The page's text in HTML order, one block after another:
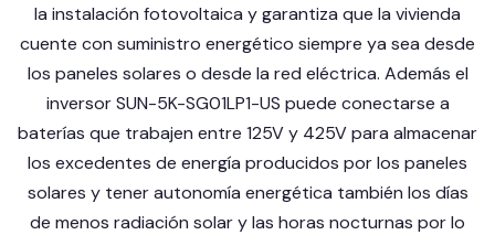
la instalación fotovoltaica y garantiza que la vivienda
cuente con suministro energético siempre ya sea desde
los paneles solares o desde la red eléctrica. Además el
inversorSUN-5K-SG01LP1-US puede conectarse a
baterías que trabajen entre 125V y 425V para almacenar
los excedentes de energía producidos por los paneles
solares y tener autonomía energética también los días
de menos radiación solar y las horas nocturnas por lo